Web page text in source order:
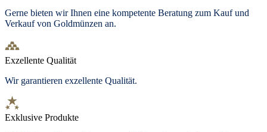
Gerne bieten wir Ihnen eine kompetente Beratung zum Kauf und
Verkauf von Goldmünzen an.
Exzellente Qualität
Wir garantieren exzellente Qualität.
Exklusive Produkte